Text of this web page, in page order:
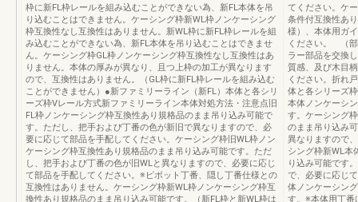
枠に新FL枠レールを組み込むことができない為、新FL本体を吊
り込むことはできません。ケーシング枠新WL枠ノンケーシング
枠互換性なし互換性はありません。新WL枠に新FL枠レールを組
み込むことができない為、新FL本体を吊り込むことはできませ
ん。ケーシング枠GL枠ノンケーシング枠互換性なし互換性はあ
りません。本体の厚みが異なり、且つ上枠の加工が異なります
ので、互換性はありません。（GL枠に新FL枠レールを組み込む
ことができません）●新ファミリーライン（新FL）本体と各シリ
ーズ枠Vレール方式新ファミリーライン本体対処方法・注意点旧
FL枠ノンケーシング枠互換性あり規格品のまま吊り込み可能で
す。ただし、把手および丁番の色が新旧で異なりますので、必
要に応じて部品を手配してください。ケーシング枠旧WL枠ノン
ケーシング枠互換性あり規格品のまま吊り込み可能です。ただ
し、把手および丁番の色が旧WLと異なりますので、必要に応じ
て部品を手配してください。※ピボット丁番、隠し丁番仕様との
互換性はありません。ケーシング枠新WL枠ノンケーシング枠互
換性あり規格品のまま吊り込み可能です。（新FL枠と新WL枠は
てください。ケ
条件付互換性あ
様）、本体用ガ
ください。 （
ラー部品を交換
質感、及び木目
ください。折れ
体と各シリーズ
本体ノンケーシ
す。ケーシング
のまま吊り込み
異なりますので
シング枠新WL本
り込み可能です
で、必要に応じ
体ノンケーシン
す。※本体用丁番